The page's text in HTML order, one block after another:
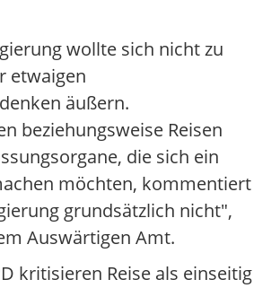
wollte sich nicht zu
etwaigen
äußern.
beziehungsweise Reisen
die sich ein
möchten, kommentiert
grundsätzlich nicht",
Auswärtigen Amt.
kritisieren Reise als einseitig